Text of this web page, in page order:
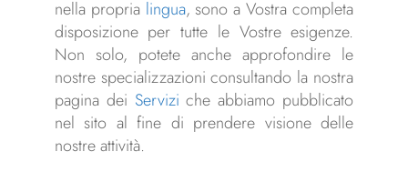
nella propria lingua, sono a Vostra completa
disposizione per tutte le Vostre esigenze.
Non solo, potete anche approfondire le
nostre specializzazioni consultando la nostra
pagina dei Servizi che abbiamo pubblicato
nel sito al fine di prendere visione delle
nostre attività.